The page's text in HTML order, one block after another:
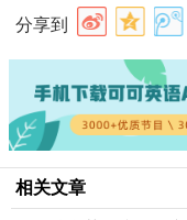
分享到
相关文章